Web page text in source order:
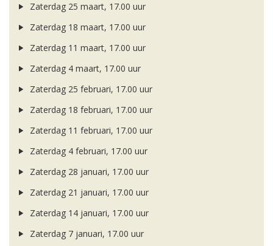
Zaterdag 25 maart, 17.00 uur
Zaterdag 18 maart, 17.00 uur
Zaterdag 11 maart, 17.00 uur
Zaterdag 4 maart, 17.00 uur
Zaterdag 25 februari, 17.00 uur
Zaterdag 18 februari, 17.00 uur
Zaterdag 11 februari, 17.00 uur
Zaterdag 4 februari, 17.00 uur
Zaterdag 28 januari, 17.00 uur
Zaterdag 21 januari, 17.00 uur
Zaterdag 14 januari, 17.00 uur
Zaterdag 7 januari, 17.00 uur